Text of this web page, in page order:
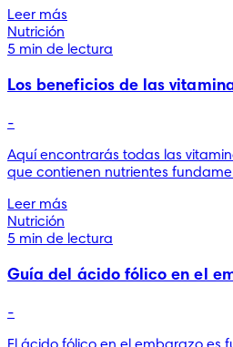
Leer más
Nutrición
5 min de lectura
Los beneficios de las
-
Aquí encontrarás todas las
que contienen nutrientes
Leer más
Nutrición
5 min de lectura
Guía del ácido fólico en el
-